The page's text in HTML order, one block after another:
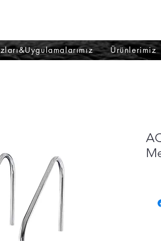
Ürünlerimiz